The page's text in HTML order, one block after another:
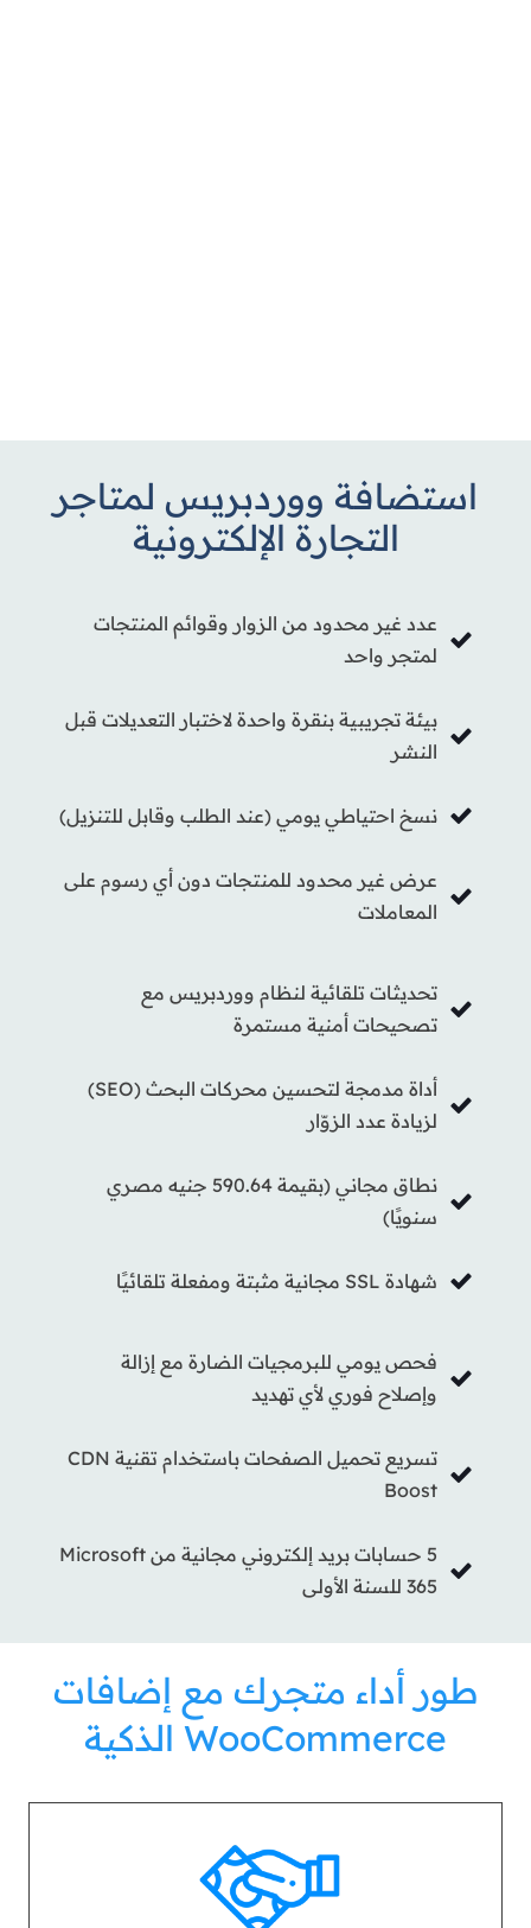
استضافة ووردبريس لمتاجر
التجارة الإلكترونية
عدد غير محدود من الزوار وقوائم المنتجات
لمتجر واحد
بيئة تجريبية بنقرة واحدة لاختبار التعديلات قبل
النشر
نسخ احتياطي يومي (عند الطلب وقابل للتنزيل)
عرض غير محدود للمنتجات دون أي رسوم على
المعاملات
تحديثات تلقائية لنظام ووردبريس مع
تصحيحات أمنية مستمرة
أداة مدمجة لتحسين محركات البحث (SEO)
لزيادة عدد الزوّار
نطاق مجاني (بقيمة 590.64 جنيه مصري
سنويًا)
شهادة SSL مجانية مثبتة ومفعلة تلقائيًا
فحص يومي للبرمجيات الضارة مع إزالة
وإصلاح فوري لأي تهديد
تسريع تحميل الصفحات باستخدام تقنية CDN
Boost
5 حسابات بريد إلكتروني مجانية من Microsoft
365 للسنة الأولى
طور أداء متجرك مع إضافات
WooCommerce الذكية